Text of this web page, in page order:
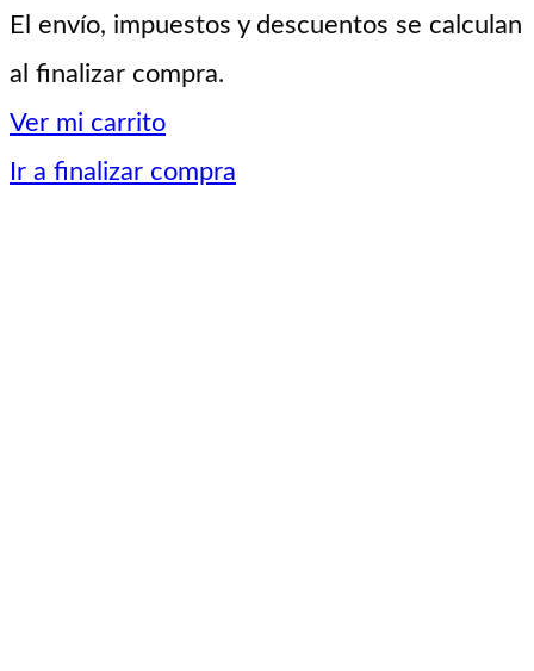
Productos
del
carrito
El envío, impuestos y descuentos se calculan
al finalizar compra.
Ver mi carrito
Ir a finalizar compra